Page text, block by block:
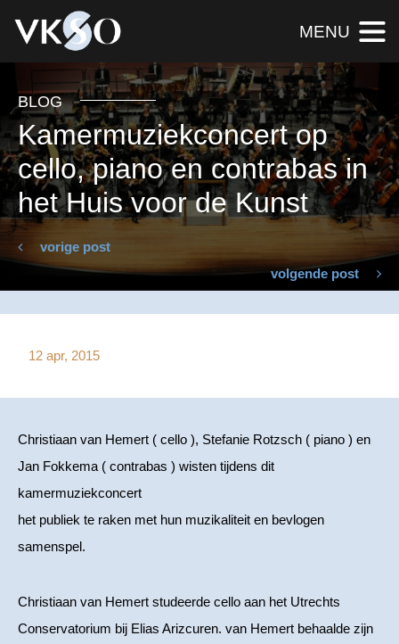
MENU
BLOG
Kamermuziekconcert op
cello, piano en contrabas in
het Huis voor de Kunst
vorige post
volgende post
12 apr, 2015
Christiaan van Hemert ( cello ), Stefanie Rotzsch ( piano ) en
Jan Fokkema ( contrabas ) wisten tijdens dit
kamermuziekconcert
het publiek te raken met hun muzikaliteit en bevlogen
samenspel.
Christiaan van Hemert studeerde cello aan het Utrechts
Conservatorium bij Elias Arizcuren. van Hemert behaalde zijn